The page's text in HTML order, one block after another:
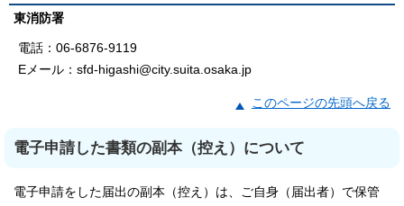
東消防署
電話：06-6876-9119
Eメール：sfd-higashi@city.suita.osaka.jp
このページの先頭へ戻る
電子申請した書類の副本（控え）について
電子申請をした届出の副本（控え）は、ご自身（届出者）で保管